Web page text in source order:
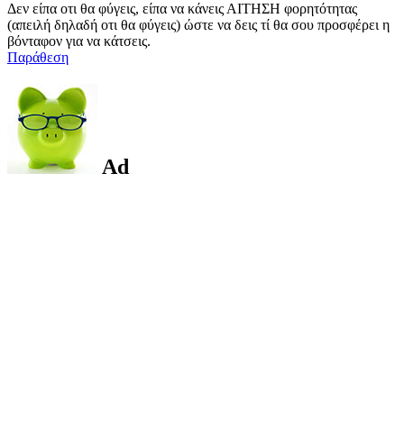
Δεν είπα οτι θα φύγεις, είπα να κάνεις ΑΙΤΗΣΗ φορητότητας
(απειλή δηλαδή οτι θα φύγεις) ώστε να δεις τί θα σου προσφέρει η
βόνταφον για να κάτσεις.
Παράθεση
Ad